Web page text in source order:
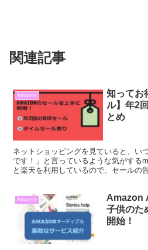
関連記事
Amazon
知ってお
ル】年2
とめ
ネットショッピングを見ていると、い
です！」と言っているような気がする
と楽天を利用しているので、セールの
Amazon
Amazon
子供のた
開始！